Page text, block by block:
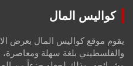
r
كواليس المال
يقوم موقع كواليس المال بعرض
والفلسطيني بلغة سهلة